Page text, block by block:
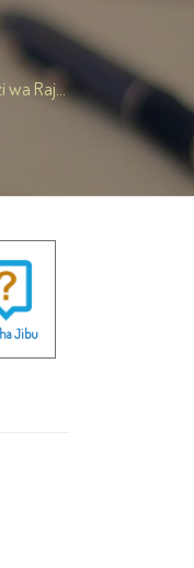
wa Raj...
Jibu